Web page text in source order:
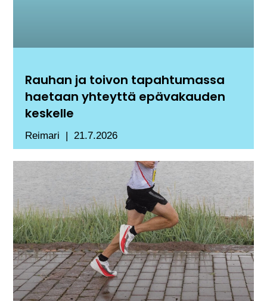
Rauhan ja toivon tapahtumassa
haetaan yhteyttä epävakauden
keskelle
Reimari 21.7.2026